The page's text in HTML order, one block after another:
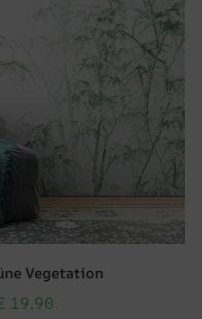
Vegetation
19.90